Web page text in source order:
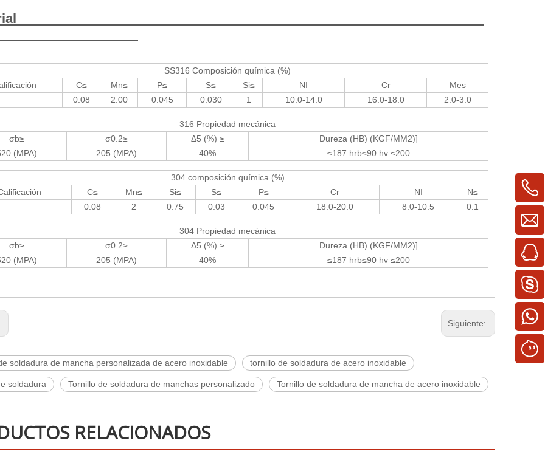
SS316 Composición química (%)
C≤ Mn≤ P≤ S≤ Si≤ NI Cr
Mes
0.08
2.00 0.045 0.030 1 10.0-14.0 16.0-18.0 2.0-3.0
316 Propiedad mecánica
σb≥
σ0.2≥ Δ5 (%) ≥
Dureza (HB) (KGF/MM2)]
(MPA)
205 (MPA) 40% ≤187 hrb≤90 hv ≤200
304 composición química (%)
C≤ Mn≤ Si≤ S≤ P≤ Cr NI
N≤
0.08
2 0.75 0.03 0.045 18.0-20.0 8.0-10.5 0.1
304 Propiedad mecánica
σb≥
σ0.2≥ Δ5 (%) ≥
Dureza (HB) (KGF/MM2)]
(MPA)
205 (MPA) 40% ≤187 hrb≤90 hv ≤200
Siguiente:
soldadura de mancha personalizada de acero inoxidable tornillo de soldadura de acero inoxidable
soldadura Tornillo de soldadura de manchas personalizado Tornillo de soldadura de mancha de acero inoxidable
RELACIONADOS